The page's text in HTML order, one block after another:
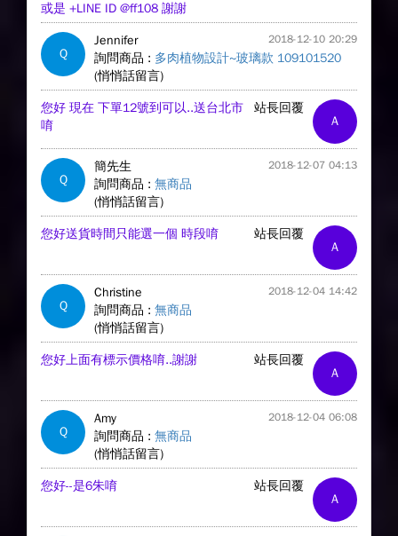
或是 +LINE ID @ff108 謝謝
Q
Jennifer 2018-12-10 20:29
詢問商品 : 多肉植物設計~玻璃款 109101520
(悄悄話留言)
A
站長回覆
您好 現在 下單12號到可以..送台北市
唷
Q
簡先生 2018-12-07 04:13
詢問商品 : 無商品
(悄悄話留言)
A
站長回覆
您好送貨時間只能選一個 時段唷
Q
Christine 2018-12-04 14:42
詢問商品 : 無商品
(悄悄話留言)
A
站長回覆
您好上面有標示價格唷..謝謝
Q
Amy 2018-12-04 06:08
詢問商品 : 無商品
(悄悄話留言)
A
站長回覆
您好--是6朱唷